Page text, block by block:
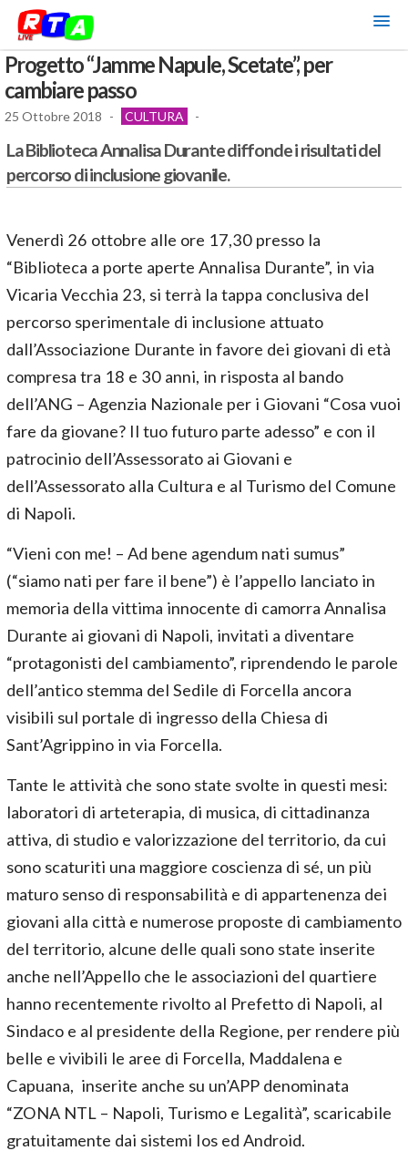
Progetto “Jamme Napule, Scetate”, per
cambiare passo
25 Ottobre 2018 - CULTURA -
La Biblioteca Annalisa Durante diffonde i risultati del
percorso di inclusione giovanile.
Venerdì 26 ottobre alle ore 17,30 presso la
“Biblioteca a porte aperte Annalisa Durante”, in via
Vicaria Vecchia 23, si terrà la tappa conclusiva del
percorso sperimentale di inclusione attuato
dall’Associazione Durante in favore dei giovani di età
compresa tra 18 e 30 anni, in risposta al bando
dell’ANG – Agenzia Nazionale per i Giovani “Cosa vuoi
fare da giovane? Il tuo futuro parte adesso” e con il
patrocinio dell’Assessorato ai Giovani e
dell’Assessorato alla Cultura e al Turismo del Comune
di Napoli.
“Vieni con me! – Ad bene agendum nati sumus”
(“siamo nati per fare il bene”) è l’appello lanciato in
memoria della vittima innocente di camorra Annalisa
Durante ai giovani di Napoli, invitati a diventare
“protagonisti del cambiamento”, riprendendo le parole
dell’antico stemma del Sedile di Forcella ancora
visibili sul portale di ingresso della Chiesa di
Sant’Agrippino in via Forcella.
Tante le attività che sono state svolte in questi mesi:
laboratori di arteterapia, di musica, di cittadinanza
attiva, di studio e valorizzazione del territorio, da cui
sono scaturiti una maggiore coscienza di sé, un più
maturo senso di responsabilità e di appartenenza dei
giovani alla città e numerose proposte di cambiamento
del territorio, alcune delle quali sono state inserite
anche nell’Appello che le associazioni del quartiere
hanno recentemente rivolto al Prefetto di Napoli, al
Sindaco e al presidente della Regione, per rendere più
belle e vivibili le aree di Forcella, Maddalena e
Capuana, inserite anche su un’APP denominata
“ZONA NTL – Napoli, Turismo e Legalità”, scaricabile
gratuitamente dai sistemi Ios ed Android.